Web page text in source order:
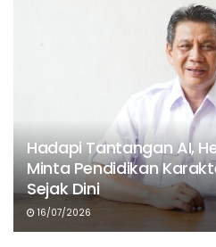
Hadapi Tantangan AI,
Minta Pendidikan
Sejak Dini
16/07/2026